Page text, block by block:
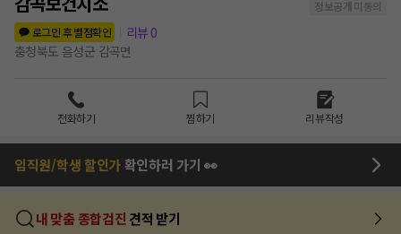
정보공개 미동의
로그인 후 별점확인
리뷰 0
충청북도 음성군 감곡면
전화하기 찜하기 리뷰작성
임직원/학생 할인가확인하러 가기 👀
내 맞춤 종합검진 견적 받기